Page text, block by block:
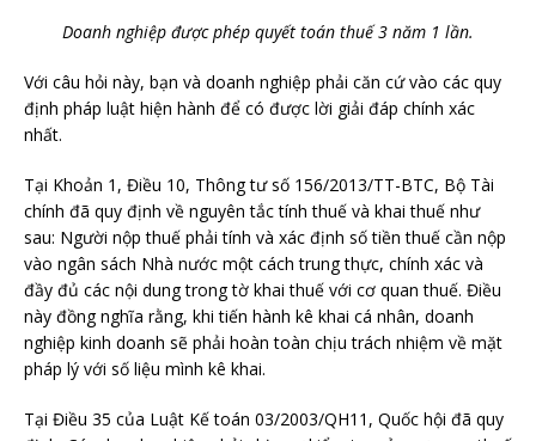
Doanh nghiệp được phép quyết toán thuế 3 năm 1 lần.
Với câu hỏi này, bạn và doanh nghiệp phải căn cứ vào các quy
định pháp luật hiện hành để có được lời giải đáp chính xác
nhất.
Tại Khoản 1, Điều 10, Thông tư số 156/2013/TT-BTC, Bộ Tài
chính đã quy định về nguyên tắc tính thuế và khai thuế như
sau: Người nộp thuế phải tính và xác định số tiền thuế cần nộp
vào ngân sách Nhà nước một cách trung thực, chính xác và
đầy đủ các nội dung trong tờ khai thuế với cơ quan thuế. Điều
này đồng nghĩa rằng, khi tiến hành kê khai cá nhân, doanh
nghiệp kinh doanh sẽ phải hoàn toàn chịu trách nhiệm về mặt
pháp lý với số liệu mình kê khai.
Tại Điều 35 của Luật Kế toán 03/2003/QH11, Quốc hội đã quy